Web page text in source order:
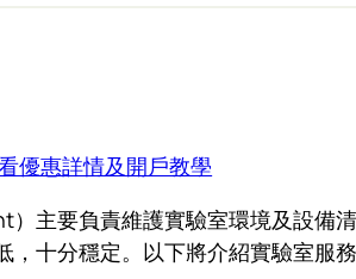
優惠詳情及開戶教學
主要負責維護實驗室環境及設備
十分穩定。以下將介紹實驗室服